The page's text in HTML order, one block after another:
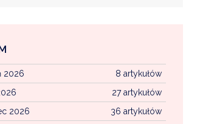
EKOINTERWENCJA
WFOŚ CZYSTE POWIETRZE
CENTRALNA EWIDENCJA EMISYJNOŚCI
8 artykułów
2026
27 artykułów
36 artykułów
2026